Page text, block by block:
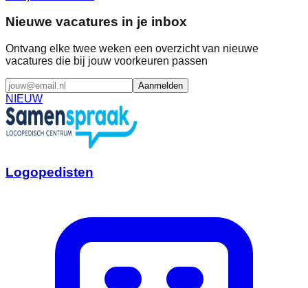
Nieuwe vacatures in je inbox
Ontvang elke twee weken een overzicht van nieuwe
vacatures die bij jouw voorkeuren passen
Aanmelden
NIEUW
Logopedisten